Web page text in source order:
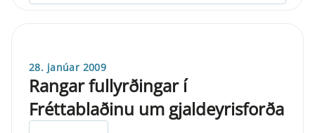
28. janúar 2009
Rangar fullyrðingar í
Fréttablaðinu um gjaldeyrisforða